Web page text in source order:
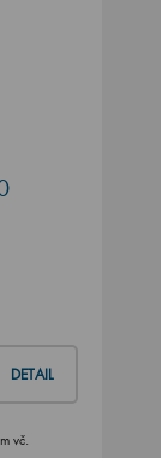
DETAIL
vč.